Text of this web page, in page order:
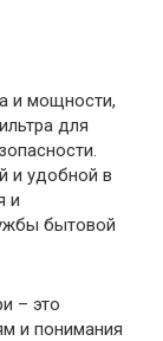
и мощности,
для
и удобной в
и
бытовой
– это
и понимания